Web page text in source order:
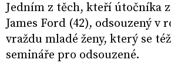
Jedním z těch, kteří útočníka
James Ford (42), odsouzený v
vraždu mladé ženy, který se
semináře pro odsouzené.